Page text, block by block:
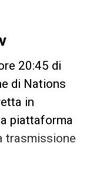
20:45 di
di Nations
in
piattaforma
trasmissione